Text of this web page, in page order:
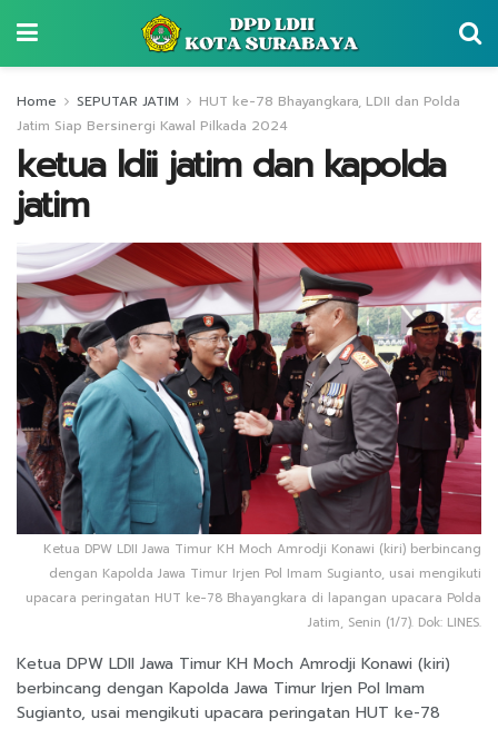
Home SEPUTAR JATIM
HUT ke-78 Bhayangkara, LDII dan Polda
Jatim Siap Bersinergi Kawal Pilkada 2024
ketua ldii jatim dan kapolda
jatim
Ketua DPW LDII Jawa Timur KH Moch Amrodji Konawi (kiri) berbincang
dengan Kapolda Jawa Timur Irjen Pol Imam Sugianto, usai mengikuti
upacara peringatan HUT ke-78 Bhayangkara di lapangan upacara Polda
Jatim, Senin (1/7). Dok: LINES.
Ketua DPW LDII Jawa Timur KH Moch Amrodji Konawi (kiri)
berbincang dengan Kapolda Jawa Timur Irjen Pol Imam
Sugianto, usai mengikuti upacara peringatan HUT ke-78